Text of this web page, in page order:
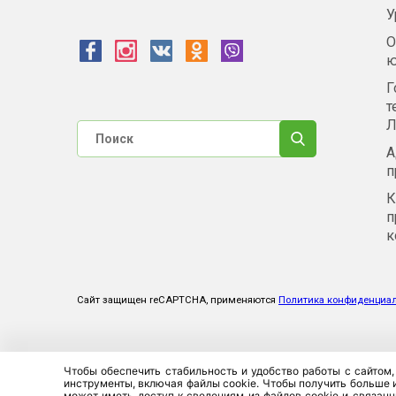
Сайт защищен reCAPTCHA, применяются Политика
Чтобы обеспечить стабильность и удобство работы с
инструменты, включая файлы cookie. Чтобы получить больше